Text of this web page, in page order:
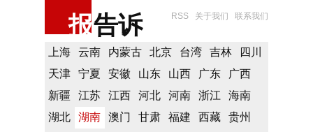
报告诉 RSS 关于我们 联系我们
上海 云南 内蒙古 北京 台湾 吉林
四川
天津
宁夏 安徽 山东 山西 广东
广西
新疆
江苏 江西 河北 河南 浙江
海南
湖北
湖南 澳门 甘肃 福建 西藏
贵州